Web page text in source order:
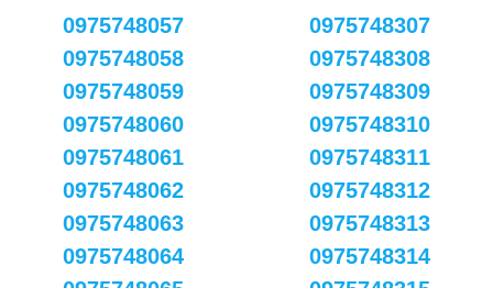
0975748057
0975748058
0975748059
0975748060
0975748061
0975748062
0975748063
0975748064
0975748307
0975748308
0975748309
0975748310
0975748311
0975748312
0975748313
0975748314